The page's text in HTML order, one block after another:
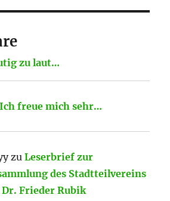
zu laut…
Ich freue mich sehr…
zuLeserbrief zur
des Stadtteilvereins
Frieder Rubik